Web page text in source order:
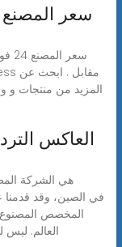
المزيد من منتجات و
العالم.